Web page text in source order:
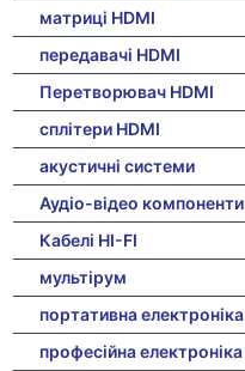
матриці HDMI
передавачі HDMI
Перетворювач HDMI
сплітери HDMI
акустичні системи
Аудіо-відео компоненти
Кабелі HI-FI
мультірум
портативна електроніка
професійна електроніка